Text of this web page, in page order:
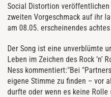
Social Distortion veröffentlichen
zweiten Vorgeschmack auf ihr
am 08.05. erscheinendes
Der Song ist eine unverblümte
Leben im Zeichen des Rock ’n’
Ness kommentiert:"Bei
eigene Stimme zu finden – vor
durfte oder wenn es keine Rolle